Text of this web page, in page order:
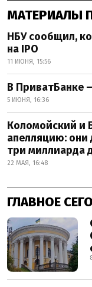
МАТЕРИАЛЫ
НБУ сообщил,
на IPO
11 ИЮНЯ, 15:56
В ПриватБанке
5 ИЮНЯ, 16:36
Коломойский и
апелляцию:
три миллиарда
22 МАЯ, 16:48
ГЛАВНОЕ